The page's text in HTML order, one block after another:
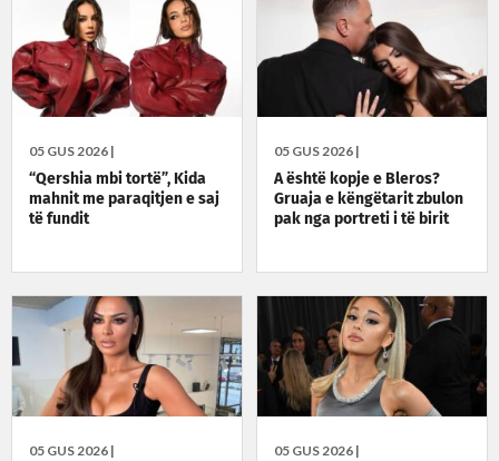
05 GUS 2026 |
“Qershia mbi tortë”, Kida
mahnit me paraqitjen e saj
të fundit
05 GUS 2026 |
A është kopje e Bleros?
Gruaja e këngëtarit zbulon
pak nga portreti i të birit
05 GUS 2026 | 05 GUS 2026 |